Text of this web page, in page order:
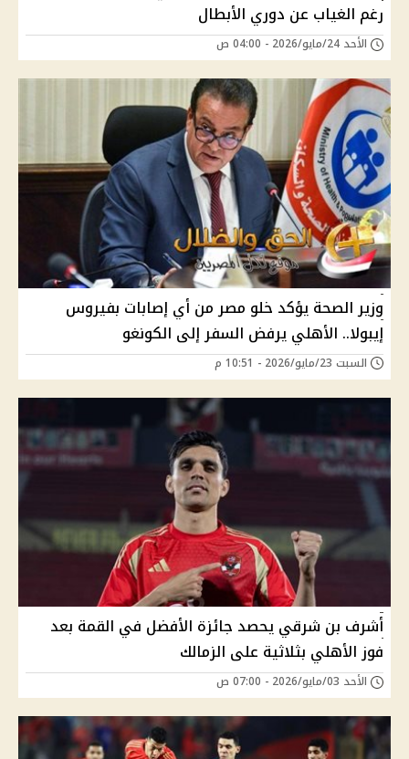
رغم الغياب عن دوري الأبطال
الأحد 24/مايو/2026 - 04:00 ص
وزير الصحة يؤكد خلو مصر من أي إصابات بفيروس
إيبولا.. الأهلي يرفض السفر إلى الكونغو
السبت 23/مايو/2026 - 10:51 م
أشرف بن شرقي يحصد جائزة الأفضل في القمة بعد
فوز الأهلي بثلاثية على الزمالك
الأحد 03/مايو/2026 - 07:00 ص